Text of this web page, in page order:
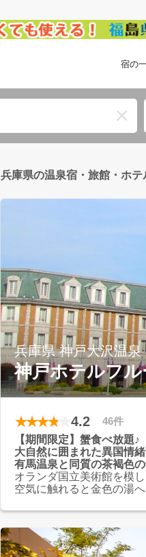
宿の
兵庫県の温泉宿・旅館・ホテ
兵庫県 神戸大沢温泉
神戸ホテルフ
4.2
46件
【期間限定】蟹食べ放題♪
大自然に囲まれた異国情
有馬温泉と同質の茶褐色
オランダ国立美術館を模
空気に触れると金色の湯
夕食バイキングではシェ
ら、握り寿司など
贅沢なひとときを感じて
ご用意！